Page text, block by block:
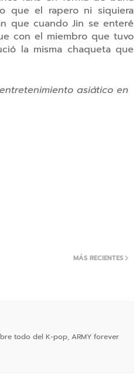
que el rapero ni siquiera
que cuando Jin se enteré
con el miembro que tuvo
la misma chaqueta que
asiático en
MÁS RECIENTES
todo del K-pop, ARMY forever